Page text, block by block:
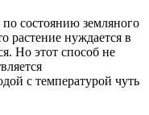
состоянию земляного
растение нуждается в
Но этот способ не
с температурой чуть